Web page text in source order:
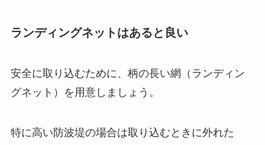
ランディングネットはあると良い
安全に取り込むために、柄の長い網（ランディン
グネット）を用意しましょう。
特に高い防波堤の場合は取り込むときに外れた